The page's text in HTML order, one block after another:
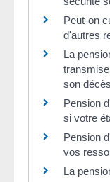
Peut-on
d'autres
La
son
Pension
si votre
Pension
vos
La